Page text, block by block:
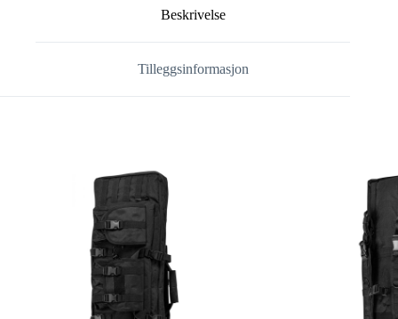
Beskrivelse
Tilleggsinformasjon